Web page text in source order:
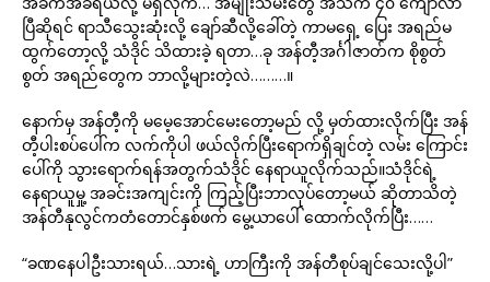
ပြီဆိုရင် ရာသီသွေးဆုံးလို့ ချော်ဆီလို့ခေါ်တဲ့ ကာမရှေ့ ပြေး အရည်မ
ထွက်တော့လို့ သံဒိုင် သိထားခဲ့ ရတာ…ခု အန်တီ့အင်္ဂါဇာတ်က စိုစွတ်
စွတ် အရည်တွေက ဘာလို့များတဲ့လဲ………။
နောက်မှ အန်တီ့ကို မမေ့အောင်မေးတော့မည် လို့ မှတ်ထားလိုက်ပြီး အန်
တီ့ပါးစပ်ပေါ်က လက်ကိုပါ ဖယ်လိုက်ပြီးရောက်ရှိချင်တဲ့ လမ်း ကြောင်း
ပေါ်ကို သွားရောက်ရန်အတွက်သံဒိုင် နေရာယူလိုက်သည်။သံဒိုင်ရဲ့
နေရာယူမှု့ အခင်းအကျင်းကို ကြည့်ပြီးဘာလုပ်တော့မယ် ဆိုတာသိတဲ့
အန်တီနုလွင်ကတံတောင်နှစ်ဖက် မွေ့ယာပေါ် ထောက်လိုက်ပြီး……
“ခဏနေပါဦးသားရယ်…သားရဲ့ ဟာကြီးကို အန်တီစုပ်ချင်သေးလို့ပါ”